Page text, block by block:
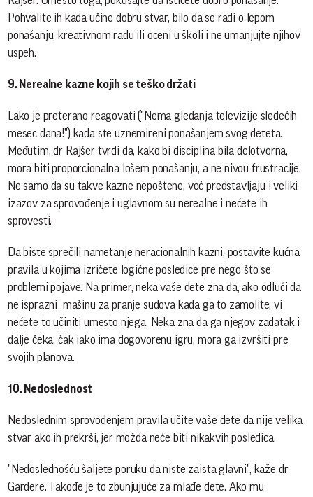
Pohvalite ih kada učine dobru stvar, bilo da se radi o lepom
ponašanju, kreativnom radu ili oceni u školi i ne umanjujte njihov
uspeh.
9. Nerealne kazne kojih se teško držati
Lako je preterano reagovati ("Nema gledanja televizije sledećih
mesec dana!") kada ste uznemireni ponašanjem svog deteta.
Međutim, dr Rajšer tvrdi da, kako bi disciplina bila delotvorna,
mora biti proporcionalna lošem ponašanju, a ne nivou frustracije.
Ne samo da su takve kazne nepoštene, već predstavljaju i veliki
izazov za sprovođenje i uglavnom su nerealne i nećete ih
sprovesti.
Da biste sprečili nametanje neracionalnih kazni, postavite kućna
pravila u kojima izričete logične posledice pre nego što se
problemi pojave. Na primer, neka vaše dete zna da, ako odluči da
ne isprazni mašinu za pranje sudova kada ga to zamolite, vi
nećete to učiniti umesto njega. Neka zna da ga njegov zadatak i
dalje čeka, čak iako ima dogovorenu igru, mora ga izvršiti pre
svojih planova.
10. Nedoslednost
Nedoslednim sprovođenjem pravila učite vaše dete da nije velika
stvar ako ih prekrši, jer možda neće biti nikakvih posledica.
"Nedoslednošću šaljete poruku da niste zaista glavni", kaže dr
Gardere. Takođe je to zbunjujuće za mlađe dete. Ako mu